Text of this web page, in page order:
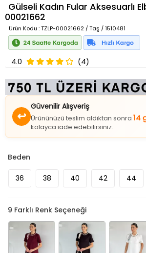
Gülseli Kadın Fular Aksesuarlı
00021662
Ürün Kodu : TZLP-00021662 / Taş / 1510481
4.0 (4)
↩
Güvenilir Alışveriş
Ürününüzü teslim aldıktan sonra 14
kolayca iade edebilirsiniz.
Beden
36 38 40 42 44
9 Farklı Renk Seçeneği